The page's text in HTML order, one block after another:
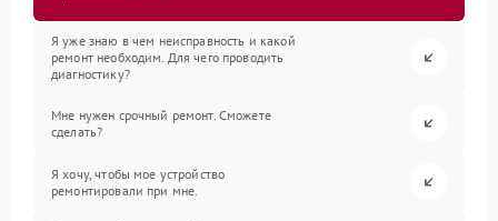
Я уже знаю в чем неисправность и какой
ремонт необходим. Для чего проводить
диагностику?
Мне нужен срочный ремонт. Сможете
сделать?
Я хочу, чтобы мое устройство
ремонтировали при мне.